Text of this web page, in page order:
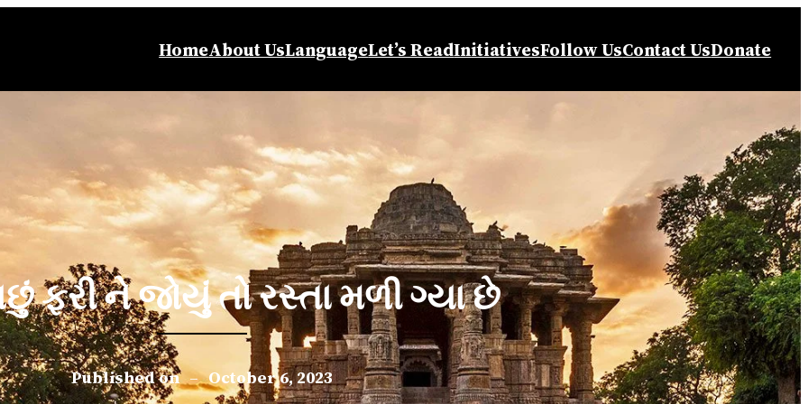
HomeAbout UsLanguageLet’s ReadInitiativesFollow UsContact UsDonate
ફરી ને જોયું તો રસ્તા મળી ગ્યા છે
Published on – October 6, 2023